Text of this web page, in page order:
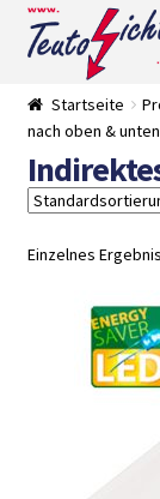
Zur
Navigation
springen
Springe
zum
Startseite
nach oben &
Einzelnes